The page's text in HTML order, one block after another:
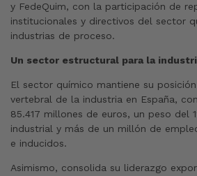
y FedeQuim, con la participación de
institucionales y directivos del sector
industrias de proceso.
Un sector estructural para la
El sector químico mantiene su
vertebral de la industria en España,
85.417 millones de euros, un peso del
industrial y más de un millón de
e inducidos.
Asimismo, consolida su liderazgo